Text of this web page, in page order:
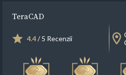
TeraCAD
4.4/ 5 Recenzii